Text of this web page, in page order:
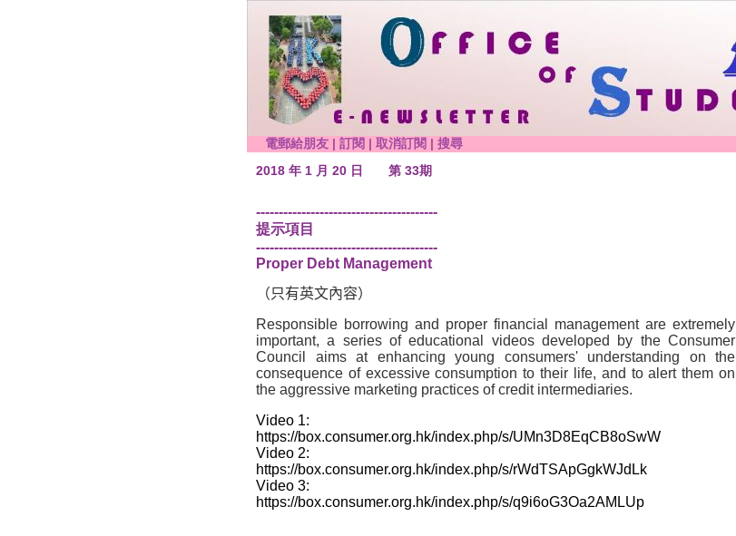
電郵給朋友 | 訂閱 | 取消訂閱 | 搜尋
2018 年 1 月 20 日
第 33期
----------------------------------------
提示項目
----------------------------------------
Proper Debt Management
（只有英文內容）
Responsible borrowing and proper financial management are extremely
important, a series of educational videos developed by the Consumer
Council aims at enhancing young consumers' understanding on the
consequence of excessive consumption to their life, and to alert them on
the aggressive marketing practices of credit intermediaries.
Video 1:
https://box.consumer.org.hk/index.php/s/UMn3D8EqCB8oSwW
Video 2:
https://box.consumer.org.hk/index.php/s/rWdTSApGgkWJdLk
Video 3:
https://box.consumer.org.hk/index.php/s/q9i6oG3Oa2AMLUp